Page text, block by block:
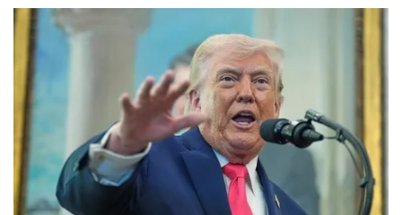
Pháp luật
Vụ án
Tin nóng
Quân sự - Quốc phòng
Vũ khí
Việt Nam